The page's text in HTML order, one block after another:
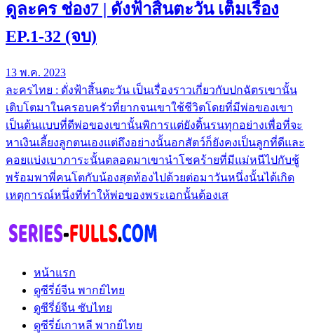
ดูละคร ช่อง7 | ดั่งฟ้าสิ้นตะวัน เต็มเรื่อง
EP.1-32 (จบ)
13 พ.ค. 2023
ละครไทย : ดั่งฟ้าสิ้นตะวัน เป็นเรื่องราวเกี่ยวกับปกฉัตรเขานั้น
เติบโตมาในครอบครัวที่ยากจนเขาใช้ชีวิตโดยที่มีพ่อของเขา
เป็นต้นแบบที่ดีพ่อของเขานั้นพิการแต่ยังดิ้นรนทุกอย่างเพื่อที่จะ
หาเงินเลี้ยงลูกตนเองแต่ถึงอย่างนั้นอกสัตว์ก็ยังคงเป็นลูกที่ดีและ
คอยแบ่งเบาภาระนั้นตลอดมาเขานำโชคร้ายที่มีแม่หนีไปกับชู้
พร้อมพาพี่คนโตกับน้องสุดท้องไปด้วยต่อมาวันหนึ่งนั้นได้เกิด
เหตุการณ์หนึ่งที่ทำให้พ่อของพระเอกนั้นต้องเส
หน้าแรก
ดูซีรี่ย์จีน พากย์ไทย
ดูซีรี่ย์จีน ซับไทย
ดูซีรี่ย์เกาหลี พากย์ไทย